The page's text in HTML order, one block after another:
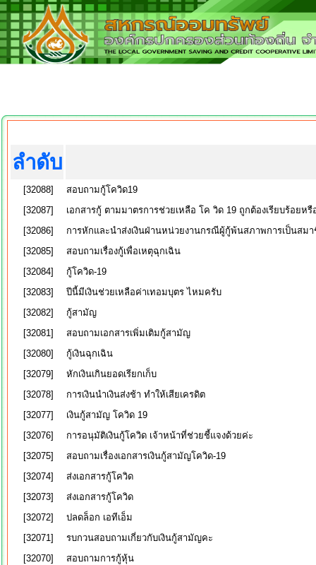
ลำดับ
[32088]
สอบถามกู้โควิด19
[32087]
เอกสารกู้ ตามมาตรการช่วยเหลือ โค วิด 19 ถูกต้องเรียบร้อยห
[32086]
การหักและนำส่งเงินฝ่านหน่วยงานกรณีผู้กู้พ้นสภาพการเป็นสม
[32085]
สอบถามเรื่องกู้เพื่อเหตุฉุกเฉิน
[32084]
กู้โควิด-19
[32083]
ปีนี้มีเงินช่วยเหลือค่าเทอมบุตร ไหมครับ
[32082]
กู้สามัญ
[32081]
สอบถามเอกสารเพิ่มเติมกู้สามัญ
[32080]
กู้เงินฉุกเฉิน
[32079]
หักเงินเกินยอดเรียกเก็บ
[32078]
การเงินนำเงินส่งช้า ทำให้เสียเครดิต
[32077]
เงินกู้สามัญ โควิด 19
[32076]
การอนุมัติเงินกู้โควิด เจ้าหน้าที่ช่วยชี้แจงด้วยค่ะ
[32075]
สอบถามเรื่องเอกสารเงินกู้สามัญโควิด-19
[32074]
ส่งเอกสารกู้โควิด
[32073]
ส่งเอกสารกู้โควิด
[32072]
ปลดล็อก เอทีเอ็ม
[32071]
รบกวนสอบถามเกี่ยวกับเงินกู้สามัญคะ
[32070]
สอบถามการกู้หุ้น